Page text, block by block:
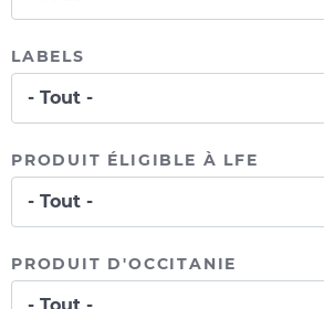
LABELS
PRODUIT ÉLIGIBLE À LFE
PRODUIT D'OCCITANIE